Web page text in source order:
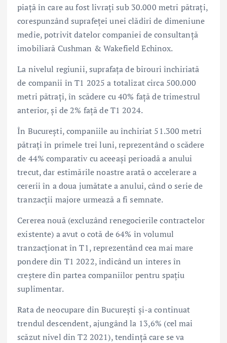
piață în care au fost livrați sub 30.000 metri pătrați,
corespunzând suprafeței unei clădiri de dimeniune
medie, potrivit datelor companiei de consultanță
imobiliară Cushman & Wakefield Echinox.
La nivelul regiunii, suprafața de birouri închiriată
de companii în T1 2025 a totalizat circa 500.000
metri pătrați, în scădere cu 40% față de trimestrul
anterior, și de 2% față de T1 2024.
În București, companiile au închiriat 51.300 metri
pătrați în primele trei luni, reprezentând o scădere
de 44% comparativ cu aceeași perioadă a anului
trecut, dar estimările noastre arată o accelerare a
cererii în a doua jumătate a anului, când o serie de
tranzacții majore urmează a fi semnate.
Cererea nouă (excluzând renegocierile contractelor
existente) a avut o cotă de 64% în volumul
tranzacționat în T1, reprezentând cea mai mare
pondere din T1 2022, indicând un interes în
creștere din partea companiilor pentru spațiu
suplimentar.
Rata de neocupare din București și-a continuat
trendul descendent, ajungând la 13,6% (cel mai
scăzut nivel din T2 2021), tendință care se va